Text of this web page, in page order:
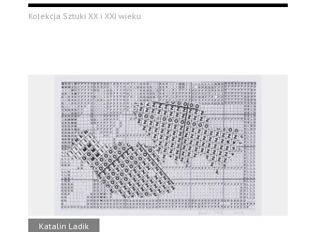
Kolekcja Sztuki XX i XXI wieku
Katalin Ladik